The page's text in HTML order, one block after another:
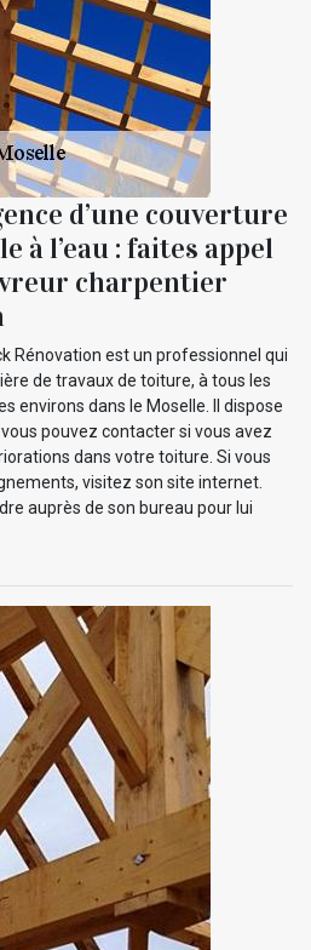
d’une couverture
à l’eau : faites appel
charpentier
Rénovation est un professionnel qui
de travaux de toiture, à tous les
environs dans le Moselle. Il dispose
vous pouvez contacter si vous avez
dans votre toiture. Si vous
visitez son site internet.
auprès de son bureau pour lui